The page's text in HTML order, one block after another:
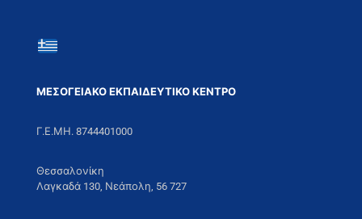
ΜΕΣΟΓΕΙΑΚΟ ΕΚΠΑΙΔΕΥΤΙΚΟ ΚΕΝΤΡΟ
Γ.Ε.ΜΗ. 8744401000
Θεσσαλονίκη
Λαγκαδά 130, Νεάπολη, 56 727